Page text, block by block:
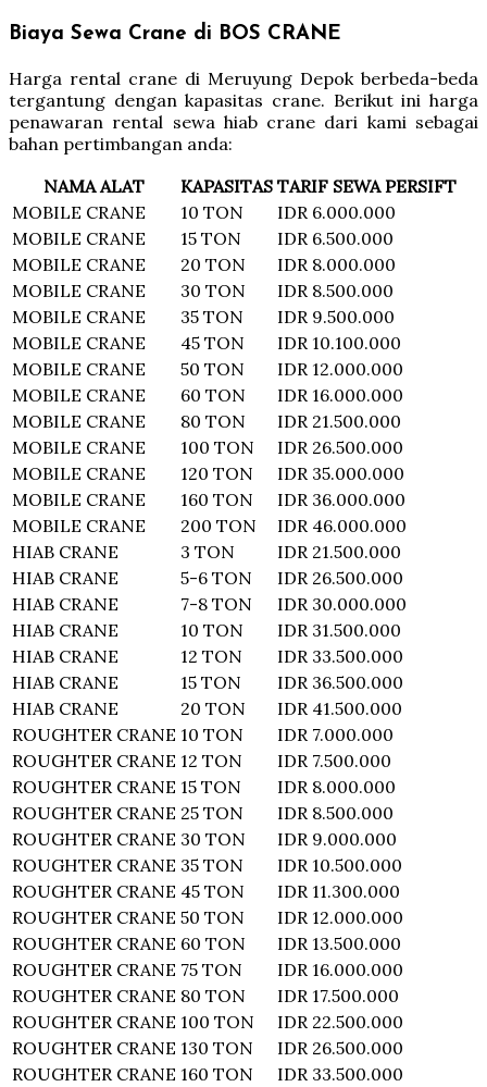
Biaya Sewa Crane di BOS CRANE
Harga rental crane di Meruyung Depok berbeda-beda
tergantung dengan kapasitas crane. Berikut ini harga
penawaran rental sewa hiab crane dari kami sebagai
bahan pertimbangan anda:
NAMA ALAT
KAPASITAS TARIF SEWA PERSIFT
MOBILE CRANE
10 TON
IDR 6.000.000
MOBILE CRANE
15 TON
IDR 6.500.000
MOBILE CRANE
20 TON
IDR 8.000.000
MOBILE CRANE
30 TON
IDR 8.500.000
MOBILE CRANE
35 TON
IDR 9.500.000
MOBILE CRANE
45 TON
IDR 10.100.000
MOBILE CRANE
50 TON
IDR 12.000.000
MOBILE CRANE
60 TON
IDR 16.000.000
MOBILE CRANE
80 TON
IDR 21.500.000
MOBILE CRANE
100 TON
IDR 26.500.000
MOBILE CRANE
120 TON
IDR 35.000.000
MOBILE CRANE
160 TON
IDR 36.000.000
MOBILE CRANE
200 TON
IDR 46.000.000
HIAB CRANE
3 TON
IDR 21.500.000
HIAB CRANE
5-6 TON
IDR 26.500.000
HIAB CRANE
7-8 TON
IDR 30.000.000
HIAB CRANE
10 TON
IDR 31.500.000
HIAB CRANE
12 TON
IDR 33.500.000
HIAB CRANE
15 TON
IDR 36.500.000
HIAB CRANE
20 TON
IDR 41.500.000
ROUGHTER CRANE 10 TON
IDR 7.000.000
ROUGHTER CRANE 12 TON
IDR 7.500.000
ROUGHTER CRANE 15 TON
IDR 8.000.000
ROUGHTER CRANE 25 TON
IDR 8.500.000
ROUGHTER CRANE 30 TON
IDR 9.000.000
ROUGHTER CRANE 35 TON
IDR 10.500.000
ROUGHTER CRANE 45 TON
IDR 11.300.000
ROUGHTER CRANE 50 TON
IDR 12.000.000
ROUGHTER CRANE 60 TON
IDR 13.500.000
ROUGHTER CRANE 75 TON
IDR 16.000.000
ROUGHTER CRANE 80 TON
IDR 17.500.000
ROUGHTER CRANE 100 TON
IDR 22.500.000
ROUGHTER CRANE 130 TON
IDR 26.500.000
ROUGHTER CRANE 160 TON
IDR 33.500.000